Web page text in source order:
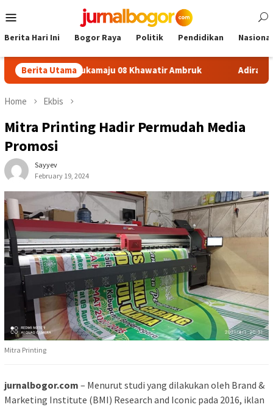
to
Menu
Berita Hari Ini Bogor Raya Politik Pendidikan Nasional
Berita Utama
SDN Sukamaju 08 Khawatir Ambruk Adira Expo
Home Ekbis
Mitra Printing Hadir Permudah Media
Promosi
Sayyev
February 19, 2024
Mitra Printing
jurnalbogor.com – Menurut studi yang dilakukan oleh Brand &
Marketing Institute (BMI) Research and Iconic pada 2016, iklan